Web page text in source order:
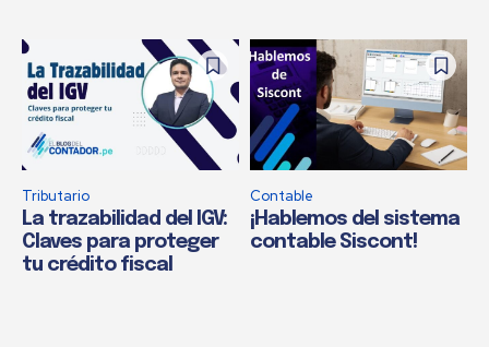
Tributario
La trazabilidad del IGV:
Claves para proteger
tu crédito fiscal
Contable
¡Hablemos del sistema
contable Siscont!